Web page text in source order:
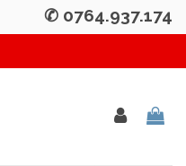
✆ 0764.937.174
la